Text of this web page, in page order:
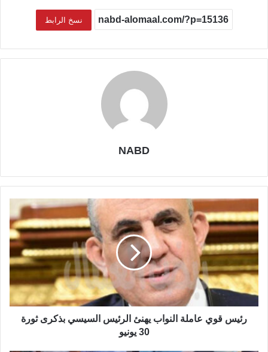
نسخ الرابط
NABD
رئيس قوي عاملة النواب يهنئ الرئيس السيسي بذكرى ثورة
30 يونيو